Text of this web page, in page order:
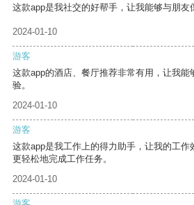
这款app是我社交的好帮手，让我能够与朋友
2024-01-10
游客
这款app的酒店、餐厅推荐非常有用，让我能
验。
2024-01-10
游客
这款app是我工作上的得力助手，让我的工作
更轻松地完成工作任务。
2024-01-10